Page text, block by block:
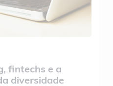
fintechs e a
diversidade